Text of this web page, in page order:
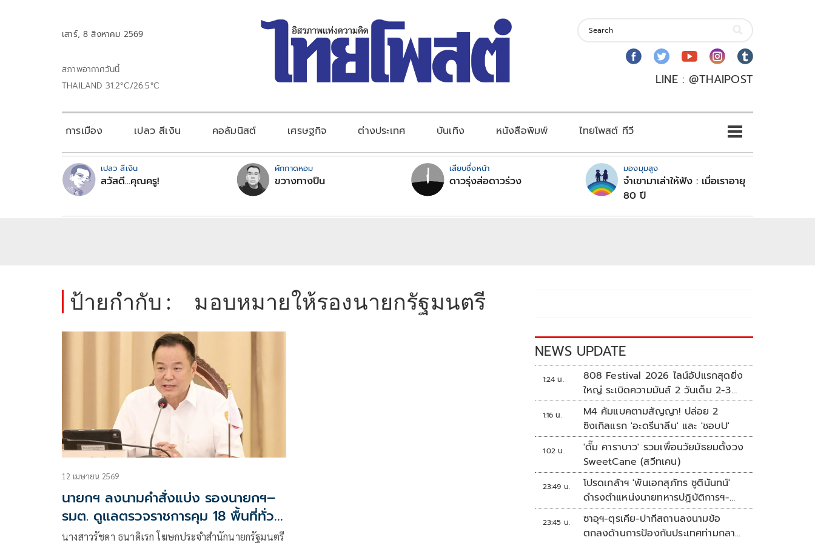
เสาร์, 8 สิงหาคม 2569
สภาพอากาศวันนี้
THAILAND 31.2°C/26.5°C
LINE : @THAIPOST
การเมือง เปลว สีเงิน คอลัมนิสต์ เศรษฐกิจ ต่างประเทศ บันเทิง หนังสือพิมพ์ ไทยโพสต์ ทีวี
เปลว สีเงิน
สวัสดี...คุณครู!
ผักกาดหอม
ขวางทางปืน
เสียบซึ่งหน้า
ดาวรุ่งส่อดาวร่วง
มองมุมสูง
จำเขามาเล่าให้ฟัง : เมื่อเราอายุ
80 ปี
ป้ายกำกับ : มอบหมายให้รองนายกรัฐมนตรี
12 เมษายน 2569
นายกฯ ลงนามคำสั่งแบ่ง รองนายกฯ–
รมต. ดูแลตรวจราชการคุม 18 พื้นที่ทั่ว
ประเทศ
นางสาวรัชดา ธนาดิเรก โฆษกประจำสำนักนายกรัฐมนตรี
NEWS UPDATE
1:24 น.
808 Festival 2026 ไลน์อัปแรกสุดยิ่ง
ใหญ่ ระเบิดความมันส์ 2 วันเต็ม 2-3
ต.ค.นี้
1:16 น.
M4 คัมแบคตามสัญญา! ปล่อย 2
ซิงเกิลแรก 'อะดรีนาลีน' และ 'ชอบU'
1:02 น.
'ดั๊ม คาราบาว' รวมเพื่อนวัยมัธยมตั้งวง
SweetCane (สวีทเคน)
23:49 น.
โปรดเกล้าฯ 'พันเอกสุภัทร ชูตินันทน์'
ดำรงตำแหน่งนายทหารปฏิบัติการฯ-
พระราชทานยศ 'พลตรี'
23:45 น.
ซาอุฯ-ตุรเคีย-ปากีสถานลงนามข้อ
ตกลงด้านการป้องกันประเทศท่ามกลาง